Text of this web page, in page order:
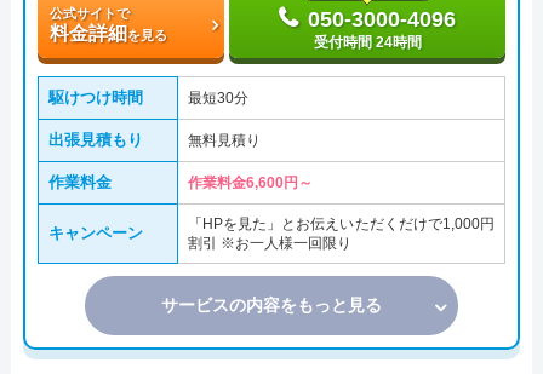
公式サイトで
料金詳細を見る
050-3000-4096
受付時間 24時間
駆けつけ時間 最短30分
出張見積もり 無料見積り
作業料金 作業料金6,600円～
キャンペーン
「HPを見た」とお伝えいただくだけで1,000円
割引 ※お一人様一回限り
サービスの内容をもっと見る